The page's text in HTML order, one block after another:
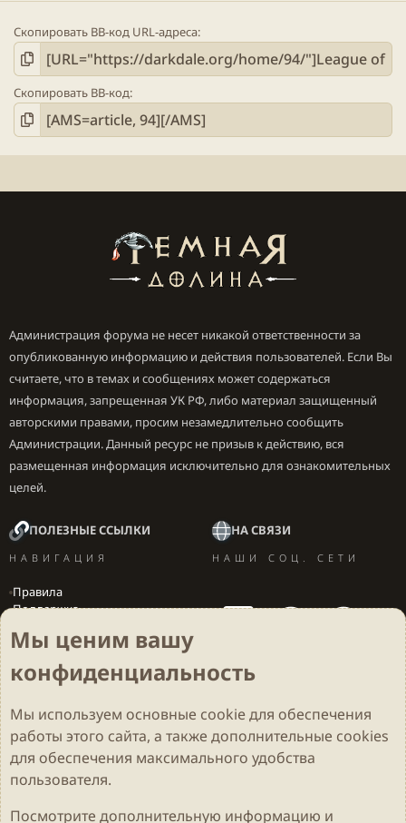
Скопировать BB-код URL-адреса
Скопировать BB-код
Администрация форума не несет никакой ответственности за
опубликованную информацию и действия пользователей. Если Вы
считаете, что в темах и сообщениях может содержаться
информация, запрещенная УК РФ, либо материал защищенный
авторскими правами, просим незамедлительно сообщить
Администрации. Данный ресурс не призыв к действию, вся
размещенная информация исключительно для ознакомительных
целей.
ПОЛЕЗНЫЕ ССЫЛКИ
НАВИГАЦИЯ
Правила
Поддержка
Локализация игр
НА СВЯЗИ
НАШИ СОЦ. СЕТИ
Cookies Darkdale - Основа [v.2.3.2 rc1] 🔥
Русский (RU)
Обратная связь
Условия и правила
Политика конфиденциальности
Помощь
R
Мы ценим вашу
конфиденциальность
Мы используем основные cookieдля обеспечения
работы этого сайта, а также дополнительные cookies
для обеспечения максимального удобства
пользователя.
Посмотрите дополнительную информацию и